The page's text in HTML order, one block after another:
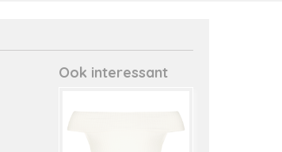
Ook interessant